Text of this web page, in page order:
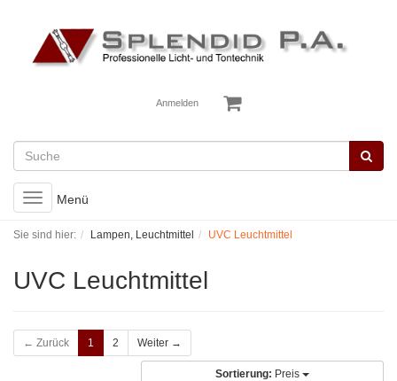
Anmelden
Toggle
navigation
Menü
Sie sind hier: Lampen, Leuchtmittel UVC Leuchtmittel
UVC Leuchtmittel
← Zurück 1 2 Weiter →
Sortierung: Preis